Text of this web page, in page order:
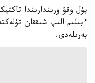
بۇل وقۋ ورىندارىندا
ءبىلىم الىپ شىققان
بەرىلەدى.